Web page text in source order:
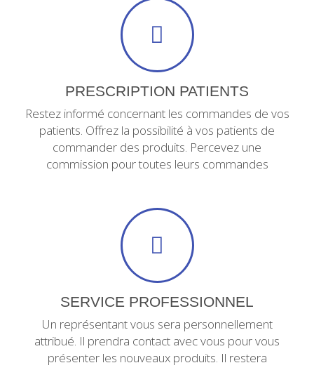
PRESCRIPTION PATIENTS
Restez informé concernant les commandes de vos
patients. Offrez la possibilité à vos patients de
commander des produits. Percevez une
commission pour toutes leurs commandes
SERVICE PROFESSIONNEL
Un représentant vous sera personnellement
attribué. Il prendra contact avec vous pour vous
présenter les nouveaux produits. Il restera